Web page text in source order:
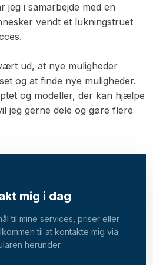
jeg i samarbejde med en
vendt et lukningstruet
ud, at nye muligheder
og at finde nye muligheder.
og modeller, der kan hjælpe
jeg gerne dele og gøre flere
mig i dag
til mine services, priser eller
til at kontakte mig via
herunder.